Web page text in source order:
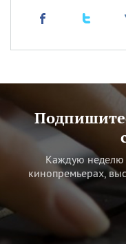
Каждую неделю
кинопремьерах,